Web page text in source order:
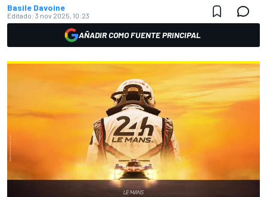
Basile Davoine
Editado: 3 nov 2025, 10:23
AÑADIR COMO FUENTE PRINCIPAL